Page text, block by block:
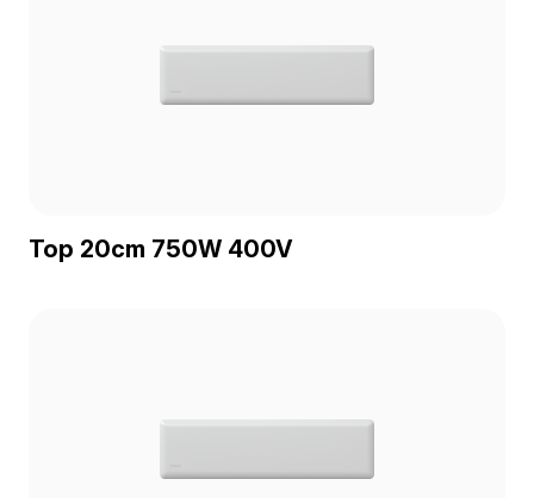
Top 20cm 750W 400V